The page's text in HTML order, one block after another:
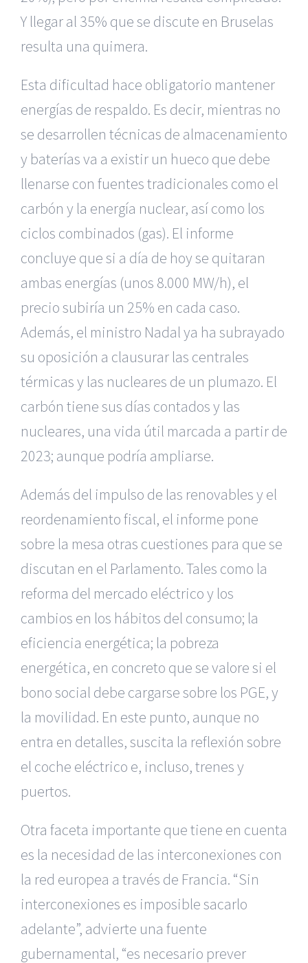
Y llegar al 35% que se discute en Bruselas
resulta una quimera.
Esta dificultad hace obligatorio mantener
energías de respaldo. Es decir, mientras no
se desarrollen técnicas de almacenamiento
y baterías va a existir un hueco que debe
llenarse con fuentes tradicionales como el
carbón y la energía nuclear, así como los
ciclos combinados (gas). El informe
concluye que si a día de hoy se quitaran
ambas energías (unos 8.000 MW/h), el
precio subiría un 25% en cada caso.
Además, el ministro Nadal ya ha subrayado
su oposición a clausurar las centrales
térmicas y las nucleares de un plumazo. El
carbón tiene sus días contados y las
nucleares, una vida útil marcada a partir de
2023; aunque podría ampliarse.
Además del impulso de las renovables y el
reordenamiento fiscal, el informe pone
sobre la mesa otras cuestiones para que se
discutan en el Parlamento. Tales como la
reforma del mercado eléctrico y los
cambios en los hábitos del consumo; la
eficiencia energética; la pobreza
energética, en concreto que se valore si el
bono social debe cargarse sobre los PGE, y
la movilidad. En este punto, aunque no
entra en detalles, suscita la reflexión sobre
el coche eléctrico e, incluso, trenes y
puertos.
Otra faceta importante que tiene en cuenta
es la necesidad de las interconexiones con
la red europea a través de Francia. “Sin
interconexiones es imposible sacarlo
adelante”, advierte una fuente
gubernamental, “es necesario prever